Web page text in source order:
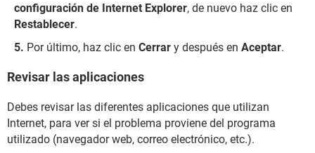
configuración de Internet Explorer, de nuevo haz clic en
Restablecer.
Por último, haz clic en Cerrar y después en Aceptar.
Revisar las aplicaciones
Debes revisar las diferentes aplicaciones que utilizan
Internet, para ver si el problema proviene del programa
utilizado (navegador web, correo electrónico, etc.).